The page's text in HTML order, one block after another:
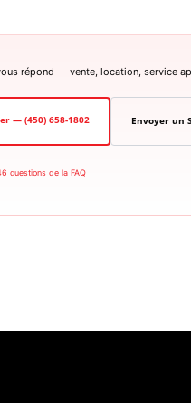
répond — vente, location, service
— (450) 658-1802 Envoyer un
questions de la FAQ